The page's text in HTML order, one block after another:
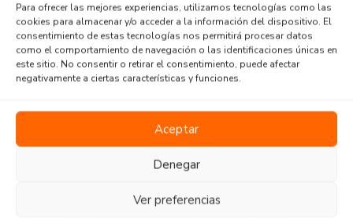
Para ofrecer las mejores experiencias, utilizamos tecnologías como las
cookies para almacenar y/o acceder a la información del dispositivo. El
consentimiento de estas tecnologías nos permitirá procesar datos
como el comportamiento de navegación o las identificaciones únicas en
este sitio. No consentir o retirar el consentimiento, puede afectar
negativamente a ciertas características y funciones.
Aceptar
Denegar
Ver preferencias
Agent Reviews
...